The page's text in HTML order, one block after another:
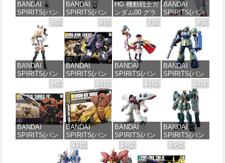
BANDAI
SPIRITS(バン
ダイ スピリッ
ツ) 30MS SIS-
J00 メルンジ
ャ[カラーA] 色
分け済みプラ
モデル
価格：¥4,200
BANDAI
SPIRITS(バン
ダイ スピリッ
ツ) 機動警察パ
トレイバー
EZY RG 1/48
AV-98Plus (イ
ングラム・プ
ラス) 色分け済
みプラモデル
価格：¥6,600
HG 機動戦士ガ
ンダム00 グラ
ハム専用ユニ
オンフラッグ
カスタム 1/144
スケール 色分
け済みプラモ
デル
価格：¥1,800
BANDAI
SPIRITS(バン
ダイ スピリッ
ツ) HGAW 機
動新世紀ガン
ダムX ガンダ
ムエアマスタ
ー 1/144スケー
ル 色分け済み
プラモデル
価格：¥3,600
5位
BANDAI
SPIRITS(バン
ダイスピリッ
ツ) 30MS SIS-
H00 セスティ
エ[カラーC] 色
分け済みプラ
モデル
価格：¥4,500
6位
BANDAI
SPIRITS(バン
ダイ スピリッ
ツ) HGUC 機動
戦士ガンダム
ザクI(黒い三連
星仕様) 1/144
スケール 色分
け済みプラモ
デル
価格：¥2,202
7位
BANDAI
SPIRITS(バン
ダイ スピリッ
Fate/Grand
Order アルトリ
ア・キャスタ
ー 色分け済み
プラモデル
価格：¥7,800
8位
BANDAI
SPIRITS(バン
ダイ スピリッ
ツ) HGUC
1/144 HGUC
MS-05BザクI
(機動戦士ガン
ダム)
価格：¥2,300
9位
BANDAI
SPIRITS(バン
10位
BANDAI
SPIRITS(バン
ダイ スピリッ
ツ) HGUC 機動
戦士ガンダム
11位
BANDAI
SPIRITS(バン
ダイ スピリッ
ツ) HGUC 195
機動戦士Zガン
12位
BANDAI
SPIRITS(バン
ダイ スピリッ
ツ) HG 機動新
世紀ガンダムX
13位 14位 15位